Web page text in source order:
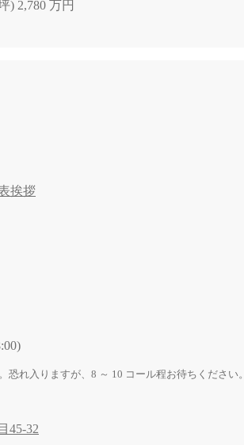
) 2,780 万円
挨拶
れ入りますが、8 ～ 10 コール程お待ちください。
45-32